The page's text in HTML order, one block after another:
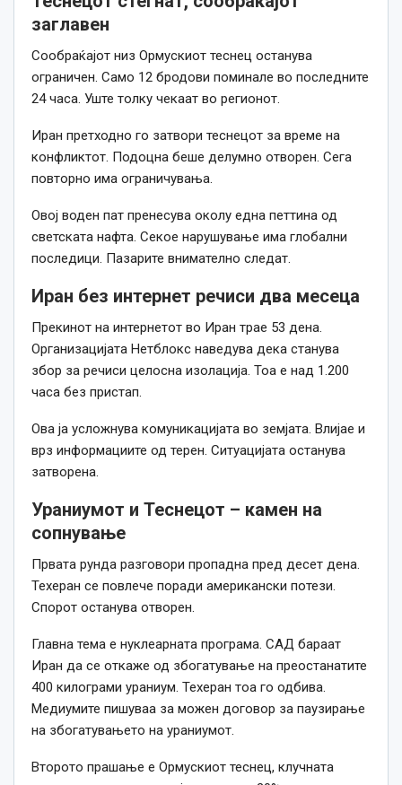
заглавен
Сообраќајот низ Ормускиот теснец останува
ограничен. Само 12 бродови поминале во последните
24 часа. Уште толку чекаат во регионот.
Иран претходно го затвори теснецот за време на
конфликтот. Подоцна беше делумно отворен. Сега
повторно има ограничувања.
Овој воден пат пренесува околу една петтина од
светската нафта. Секое нарушување има глобални
последици. Пазарите внимателно следат.
Иран без интернет речиси два месеца
Прекинот на интернетот во Иран трае 53 дена.
Организацијата Нетблокс наведува дека станува
збор за речиси целосна изолација. Тоа е над 1.200
часа без пристап.
Ова ја усложнува комуникацијата во земјата. Влијае и
врз информациите од терен. Ситуацијата останува
затворена.
Ураниумот и Теснецот – камен на
сопнување
Првата рунда разговори пропадна пред десет дена.
Техеран се повлече поради американски потези.
Спорот останува отворен.
Главна тема е нуклеарната програма. САД бараат
Иран да се откаже од збогатување на преостанатите
400 килограми ураниум. Техеран тоа го одбива.
Медиумите пишуваа за можен договор за паузирање
на збогатувањето на ураниумот.
Второто прашање е Ормускиот теснец, клучната